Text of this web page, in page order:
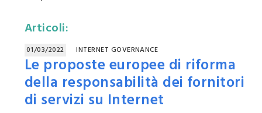
Articoli:
01/03/2022 INTERNET GOVERNANCE
Le proposte europee di riforma
della responsabilità dei fornitori
di servizi su Internet